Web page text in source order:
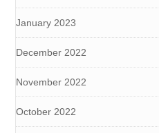
January 2023
December 2022
November 2022
October 2022